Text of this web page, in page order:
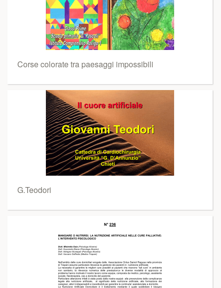
Corse colorate tra paesaggi impossibili
G.Teodori